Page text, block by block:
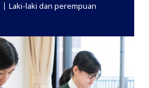
Laki-laki dan perempuan